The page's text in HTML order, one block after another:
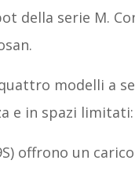
della serie M.
modelli a
in spazi limitati:
offrono un